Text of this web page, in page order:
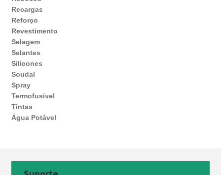
Recargas
Reforço
Revestimento
Selagem
Selantes
Silicones
Soudal
Spray
Termofusivel
Tintas
Água Potável